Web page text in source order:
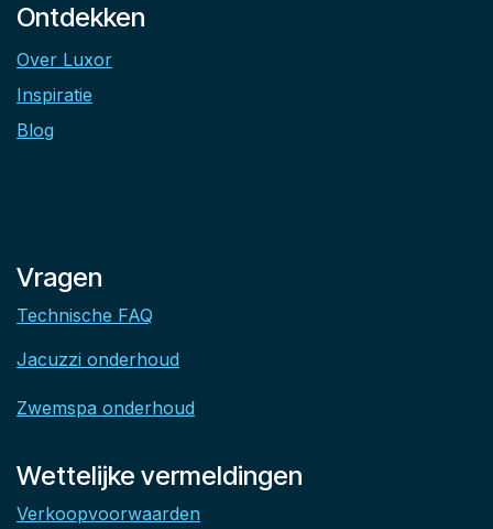
Ontdekken
Over Luxor
Inspiratie
Blog
Vragen
Technische FAQ
Jacuzzi onderhoud
Zwemspa onderhoud
Wettelijke vermeldingen
Verkoopvoorwaarden